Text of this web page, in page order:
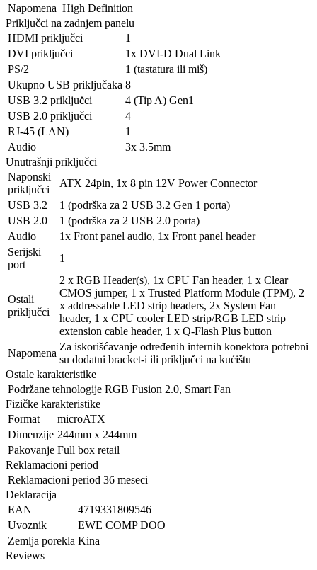
Napomena High Definition
Priključci na zadnjem panelu
HDMI priključci
1
DVI priključci
1x DVI-D Dual Link
PS/2
1 (tastatura ili miš)
Ukupno USB priključaka 8
USB 3.2 priključci
4 (Tip A) Gen1
USB 2.0 priključci
4
RJ-45 (LAN)
1
Audio
3x 3.5mm
Unutrašnji priključci
Naponski
priključci
ATX 24pin, 1x 8 pin 12V Power Connector
USB 3.2
1 (podrška za 2 USB 3.2 Gen 1 porta)
USB 2.0
1 (podrška za 2 USB 2.0 porta)
Audio
1x Front panel audio, 1x Front panel header
Serijski
port
1
Ostali
priključci
2 x RGB Header(s), 1x CPU Fan header, 1 x Clear
CMOS jumper, 1 x Trusted Platform Module (TPM), 2
x addressable LED strip headers, 2x System Fan
header, 1 x CPU cooler LED strip/RGB LED strip
extension cable header, 1 x Q-Flash Plus button
Napomena
Za iskorišćavanje određenih internih konektora potrebni
su dodatni bracket-i ili priključci na kućištu
Ostale karakteristike
Podržane tehnologije RGB Fusion 2.0, Smart Fan
Fizičke karakteristike
Format
microATX
Dimenzije 244mm x 244mm
Pakovanje Full box retail
Reklamacioni period
Reklamacioni period 36 meseci
Deklaracija
EAN
4719331809546
Uvoznik
EWE COMP DOO
Zemlja porekla Kina
Reviews